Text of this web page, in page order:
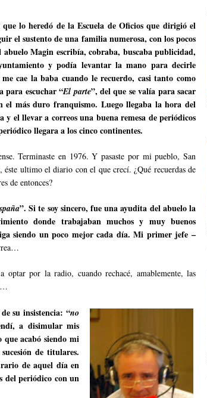
lo heredó de la Escuela de Oficios que dirigió el
el sustento de una familia numerosa, con los pocos
Magin escribía, cobraba, buscaba publicidad,
y podía levantar la mano para decirle
cae la baba cuando le recuerdo, casi tanto como
para escuchar “El parte”, del que se valía para sacar
el más duro franquismo. Luego llegaba la hora del
el llevar a correos una buena remesa de periódicos
llegara a los cinco continentes.
Terminaste en 1976. Y pasaste por mi pueblo, San
éste ultimo el diario con el que crecí. ¿Qué recuerdas de
de entonces?
”. Si te soy sincero, fue una ayudita del abuelo la
donde trabajaban muchos y muy buenos
siendo un poco mejor cada día. Mi primer jefe –
por la radio, cuando rechacé, amablemente, las
su insistencia: “no
a disimular mis
acabó siendo mi
de titulares.
de aquel día en
del periódico con un